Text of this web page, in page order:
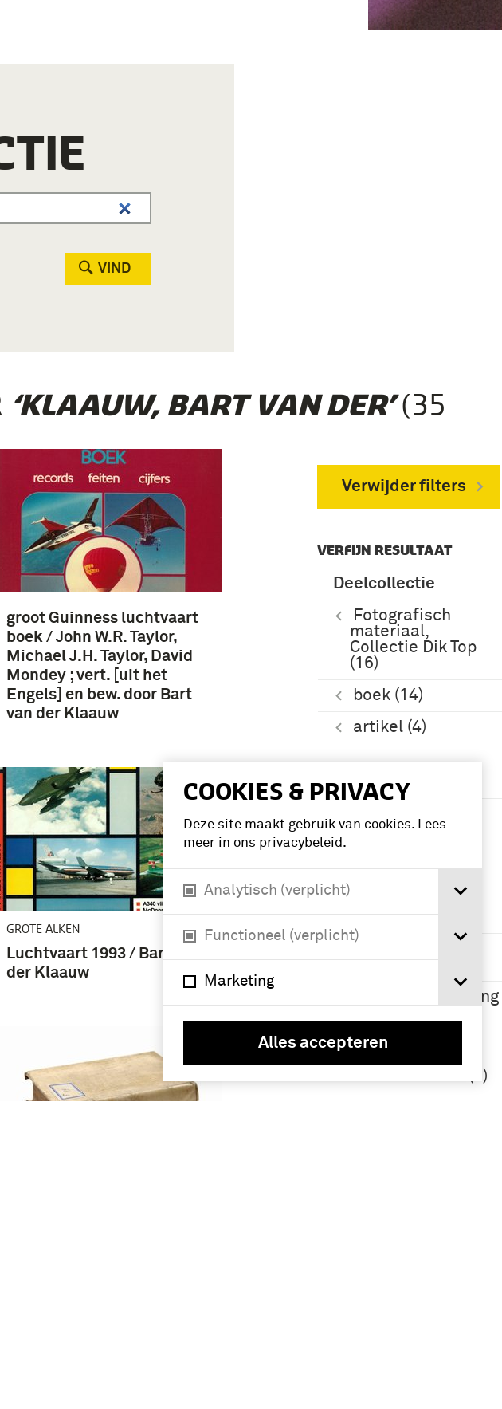
COOKIES & PRIVACY
Deze site maakt gebruik van cookies. Lees
meer in ons privacybeleid.
Analytisch (verplicht)
Functioneel (verplicht)
Marketing
Alles accepteren
VIND
‘KLAAUW, BART VAN DER’(35)
Verwijder filters
VERFIJN RESULTAAT
Deelcollectie
Fotografisch
materiaal,
Collectie Dik Top
(16)
boek (14)
artikel (4)
Periode
Wereldoorlog
Namen /
instellingen
Landmacht (16)
Luchtvaartafdeling
Jonkheer Bodo (3)
groot Guinness luchtvaart
boek / John W.R. Taylor,
Michael J.H. Taylor, David
Mondey ; vert. [uit het
Engels] en bew. door Bart
van der Klaauw
GROTE ALKEN
Luchtvaart 1993 / Bart van
der Klaauw